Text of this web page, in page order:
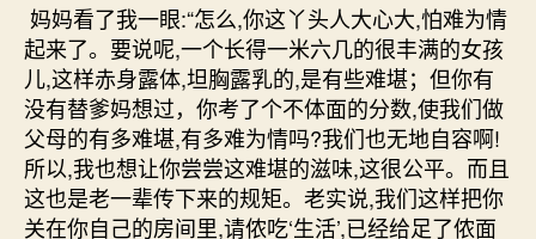
妈妈看了我一眼:“怎么,你这丫头人大心大,怕难为情
起来了。要说呢,一个长得一米六几的很丰满的女孩
儿,这样赤身露体,坦胸露乳的,是有些难堪；但你有
没有替爹妈想过，你考了个不体面的分数,使我们做
父母的有多难堪,有多难为情吗?我们也无地自容啊!
所以,我也想让你尝尝这难堪的滋味,这很公平。而且
这也是老一辈传下来的规矩。老实说,我们这样把你
关在你自己的房间里,请侬吃‘生活’,已经给足了侬面